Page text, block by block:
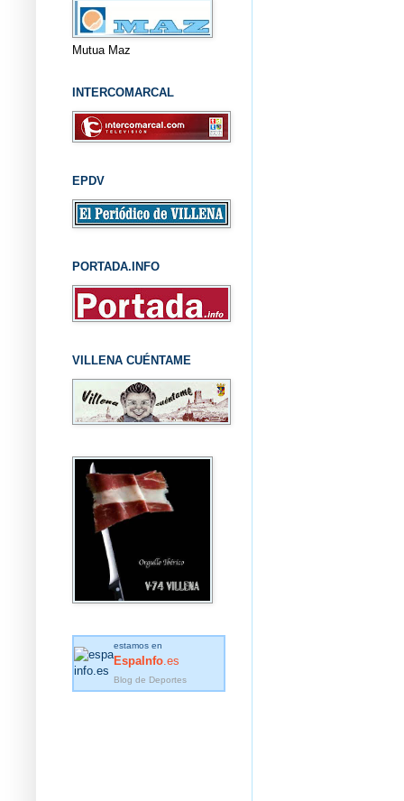
Mutua Maz
INTERCOMARCAL
EPDV
PORTADA.INFO
VILLENA CUÉNTAME
estamos en
EspaInfo .es
Blog de Deportes